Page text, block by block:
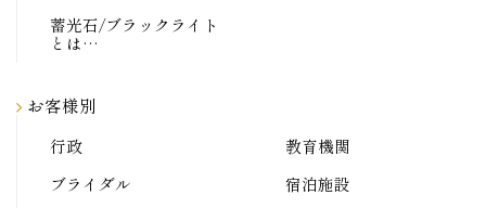
蓄光石/ブラックライト
とは…
お客様別
行政
教育機関
ブライダル
宿泊施設